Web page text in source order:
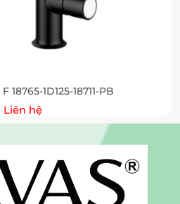
18765-1D125-18711-PB
Liên hệ